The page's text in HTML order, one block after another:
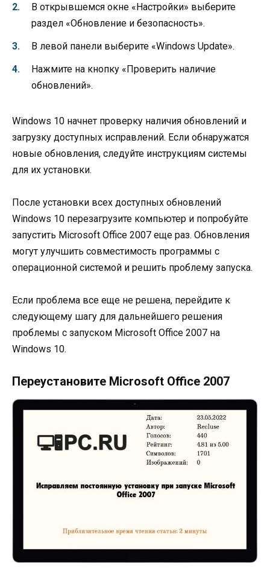
В открывшемся окне «Настройки» выберите
раздел «Обновление и безопасность».
В левой панели выберите «Windows Update».
Нажмите на кнопку «Проверить наличие
обновлений».
Windows 10 начнет проверку наличия обновлений и
загрузку доступных исправлений. Если обнаружатся
новые обновления, следуйте инструкциям системы
для их установки.
После установки всех доступных обновлений
Windows 10 перезагрузите компьютер и попробуйте
запустить Microsoft Office 2007 еще раз. Обновления
могут улучшить совместимость программы с
операционной системой и решить проблему запуска.
Если проблема все еще не решена, перейдите к
следующему шагу для дальнейшего решения
проблемы с запуском Microsoft Office 2007 на
Windows 10.
Переустановите Microsoft Office 2007